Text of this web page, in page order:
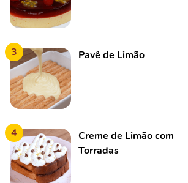
3 Pavê de Limão
4
Creme de Limão com
Torradas